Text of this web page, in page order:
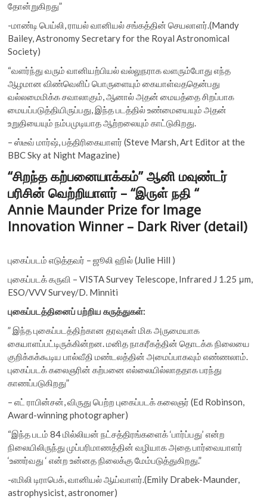
தோன்றுகிறது”
-மாண்டி பெய்லி, ராயல் வானியல் சங்கத்தின் செயலாளர்.(Mandy
Bailey, Astronomy Secretary for the Royal Astronomical
Society)
“வளர்ந்து வரும் வானியற்பியல் வல்லுநராக வளரும்போது எந்த
ஆழமான விண்வெளிப் பொருளையும் கையாள்வததென்பது
வல்லமைமிக்க சவாலாகும், ஆனால் அதன் மையத்தை சிறப்பாக
மையப்படுத்தியிருப்பது, இந்த படத்தில் உண்மையையும் அதன்
உறுதியையும் நம்பமுடியாத ஆற்றலையும் காட்டுகிறது.
– ஸ்டீவ் மார்ஷ், பத்திரிகையாளர் (Steve Marsh, Art Editor at the
BBC Sky at Night Magazine)
“சிறந்த கற்பனையாக்கம்” ஆனி மவுண்டர்
பரிசின் வெற்றியாளர் – “இருள் நதி “
Annie Maunder Prize for Image
Innovation Winner – Dark River (detail)
புகைப்படம் எடுத்தவர் – ஜூலி ஹில் (Julie Hill )
புகைப்படக் கருவி – VISTA Survey Telescope, Infrared J 1.25 μm,
ESO/VVV Survey/D. Minniti
புகைப்படத்தினைப் பற்றிய கருத்துகள்:
” இந்த புகைப்படத்திற்கான தரவுகள் மிக அருமையாக
கையாளப்பட்டிருக்கின்றன. மனித நாகரீகத்தின் தொடக்க நிலையை
குறிக்கக்கூடிய பால்வீதி மண்டலத்தின் அமைப்பாகவும் எண்ணலாம்.
புகைப்படக் கலைஞரின் கற்பனை எல்லையில்லாததாக பரந்து
காணப்படுகிறது”
– எட் ராபின்சன், விருது பெற்ற புகைப்படக் கலைஞர் (Ed Robinson,
Award-winning photographer)
“இந்த படம் 84 மில்லியன் நட்சத்திரங்களைக் ‘பார்ப்பது’ என்ற
நிலையிலிருந்து முப்பரிமாணத்தின் வழியாக அதை பார்வையாளர்
‘உணர்வது ‘ என்ற உன்னத நிலைக்கு மேம்படுத்துகிறது.”
-எமிலி டிராபெக், வானியல் ஆய்வாளர்.(Emily Drabek-Maunder,
astrophysicist, astronomer)